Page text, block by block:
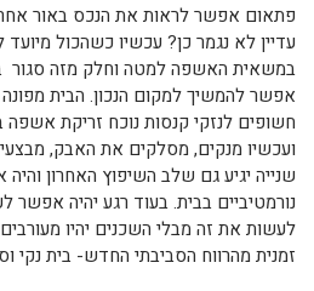
פתאום אפשר לראות את הנכס באור
עדיין לא נגמר כן? עכשיו כשהכול
במשאית האשפה למטה וחלק מזה סגור
אפשר להמשיך למקום הנכון. הבית
חשופים לנזקי קנסות נוכח זריקת
ועכשיו מנקים, מסלקים את האבק,
שנייה יגיע גם שלב השיפוץ האחרון
נורמטיביים בבית. בעוד רגע יהיה אפשר
לעשות את זה מבלי השכנים יהיו
זמנית מהרווח הסביבתי החדש- בית נקי